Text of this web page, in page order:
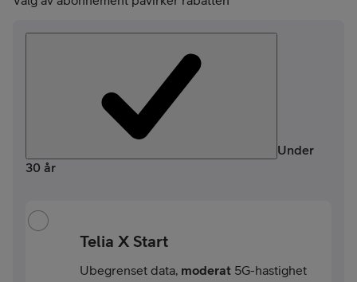
Under
30 år
Telia X Start
Ubegrenset data, moderat 5G-hastighet